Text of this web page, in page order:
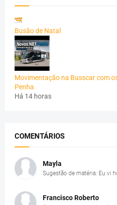
Busão de Natal
Movimentação na Busscar com
Penha
Há 14 horas
COMENTÁRIOS
Mayla
Sugestão de matéria: Eu vi
Francisco Roberto